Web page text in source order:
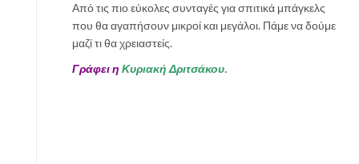
Από τις πιο εύκολες συνταγές για σπιτικά μπάγκελς
που θα αγαπήσουν μικροί και μεγάλοι. Πάμε να δούμε
μαζί τι θα χρειαστείς.
Γράφει η Κυριακή Δριτσάκου.